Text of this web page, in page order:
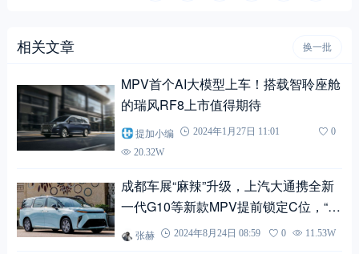
MPV首个AI大模型上车！搭载智聆座舱
提加小编 2024年1月27日 11:01
0
20.32W
成都车展“麻辣”升级，上汽大通携全新
一代G10等新款MPV提前锁定C位，“百
万公里无大修”纪录再添风采
张赫 2024年8月24日 08:59 0 11.53W
S依托体系能力在海外从“走出去”到“走